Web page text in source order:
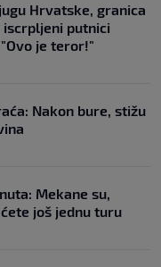
Hrvatske, granica
putnici
je teror!"
Nakon bure, stižu
Mekane su,
još jednu turu